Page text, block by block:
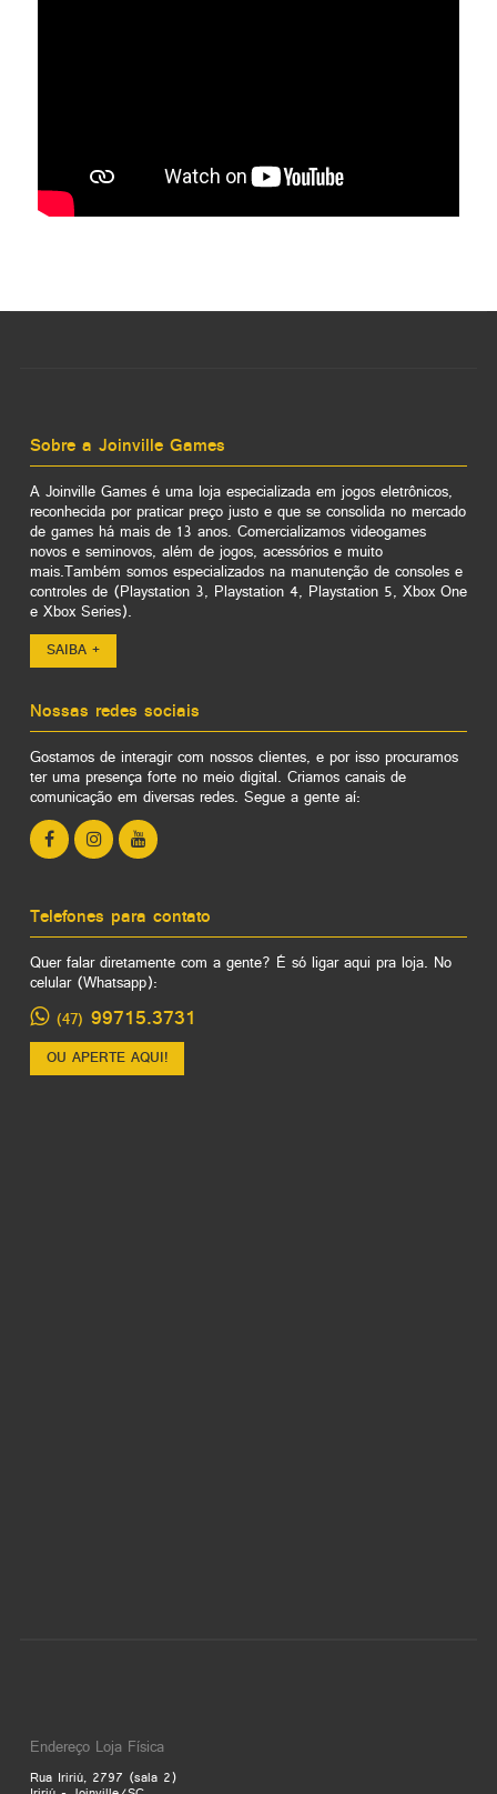
Sobre a Joinville Games
A Joinville Games é uma loja especializada em jogos eletrônicos,
reconhecida por praticar preço justo e que se consolida no mercado
de games há mais de 13 anos. Comercializamos videogames
novos e seminovos, além de jogos, acessórios e muito
mais.Também somos especializados na manutenção de consoles e
controles de (Playstation 3, Playstation 4, Playstation 5, Xbox One
e Xbox Series).
SAIBA +
Nossas redes sociais
Gostamos de interagir com nossos clientes, e por isso procuramos
ter uma presença forte no meio digital. Criamos canais de
comunicação em diversas redes. Segue a gente aí:
Telefones para contato
Quer falar diretamente com a gente? É só ligar aqui pra loja. No
celular (Whatsapp):
(47) 99715.3731
OU APERTE AQUI!
Endereço Loja Física
Rua Iririú, 2797 (sala 2)